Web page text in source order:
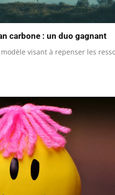
carbone : un duo gagnant
modèle visant à repenser les